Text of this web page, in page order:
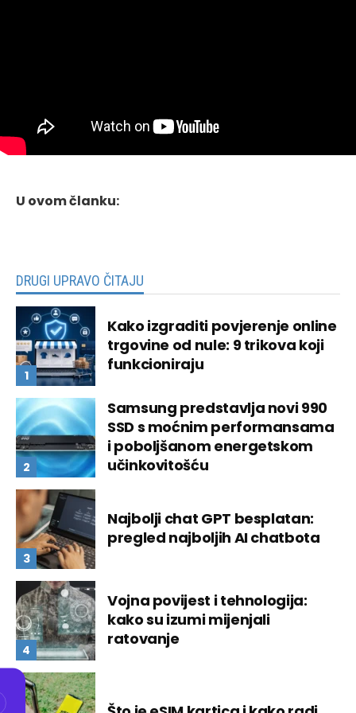
U ovom članku:
DRUGI UPRAVO ČITAJU
Kako izgraditi povjerenje online
trgovine od nule: 9 trikova koji
funkcioniraju
Samsung predstavlja novi 990
SSD s moćnim performansama
i poboljšanom energetskom
učinkovitošću
Najbolji chat GPT besplatan:
pregled najboljih AI chatbota
Vojna povijest i tehnologija:
kako su izumi mijenjali
ratovanje